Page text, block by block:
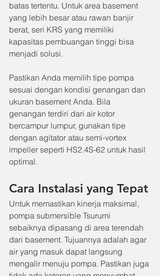
batas tertentu. Untuk area basement
yang lebih besar atau rawan banjir
berat, seri KRS yang memiliki
kapasitas pembuangan tinggi bisa
menjadi solusi.
Pastikan Anda memilih tipe pompa
sesuai dengan kondisi genangan dan
ukuran basement Anda. Bila
genangan terdiri dari air kotor
bercampur lumpur, gunakan tipe
dengan agitator atau semi-vortex
impeller seperti HS2.4S-62 untuk hasil
optimal.
Cara Instalasi yang Tepat
Untuk memastikan kinerja maksimal,
pompa submersible Tsurumi
sebaiknya dipasang di area terendah
dari basement. Tujuannya adalah agar
air yang masuk dapat langsung
mengalir menuju pompa. Pastikan juga